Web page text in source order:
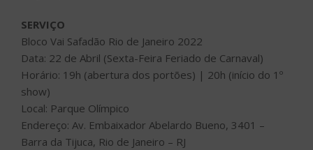
SERVIÇO
Bloco Vai Safadão Rio de Janeiro 2022
Data: 22 de Abril (Sexta-Feira Feriado de Carnaval)
Horário: 19h (abertura dos portões) | 20h (início do 1º
show)
Local: Parque Olímpico
Endereço: Av. Embaixador Abelardo Bueno, 3401 –
Barra da Tijuca, Rio de Janeiro – RJ